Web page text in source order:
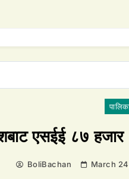
एसईई ८७ हजार
BoliBachan March